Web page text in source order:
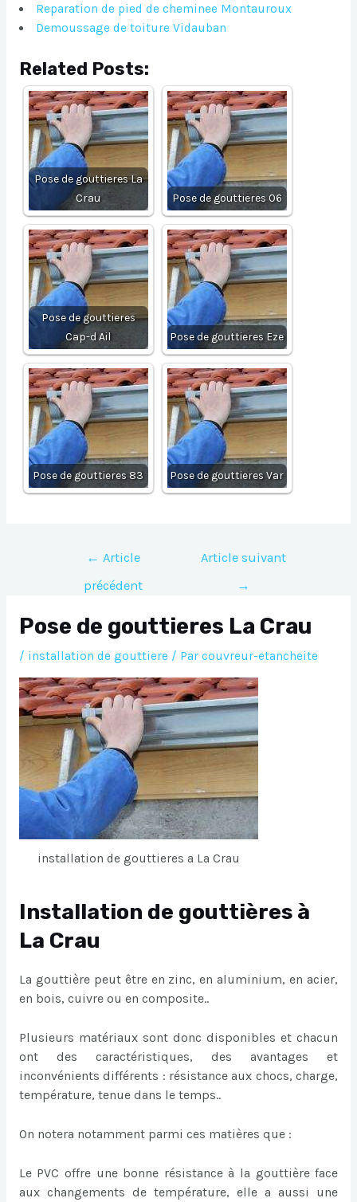
Reparation de pied de cheminee Montauroux
Demoussage de toiture Vidauban
Related Posts:
Pose de gouttieres La
Crau
Pose de gouttieres 06
Pose de gouttieres
Cap-d Ail
Pose de gouttieres Eze
Pose de gouttieres 83 Pose de gouttieres Var
Navigation
l’article
← Article
précédent
Article suivant
→
Pose de gouttieres La Crau
/ installation de gouttiere/ Par couvreur-etancheite
installation de gouttieres a La Crau
Installation de gouttières à
La Crau
La gouttière peut être en zinc, en aluminium, en acier,
en bois, cuivre ou en composite..
Plusieurs matériaux sont donc disponibles et chacun
ont des caractéristiques, des avantages et
inconvénients différents : résistance aux chocs, charge,
température, tenue dans le temps..
On notera notamment parmi ces matières que :
Le PVC offre une bonne résistance à la gouttière face
aux changements de température, elle a aussi une